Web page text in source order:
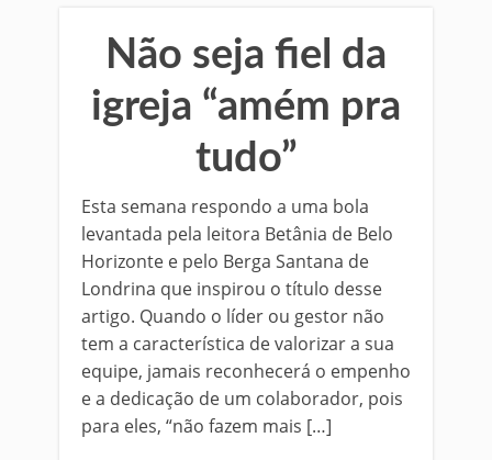
Não seja fiel da
igreja “amém pra
tudo”
Esta semana respondo a uma bola
levantada pela leitora Betânia de Belo
Horizonte e pelo Berga Santana de
Londrina que inspirou o título desse
artigo. Quando o líder ou gestor não
tem a característica de valorizar a sua
equipe, jamais reconhecerá o empenho
e a dedicação de um colaborador, pois
para eles, “não fazem mais […]